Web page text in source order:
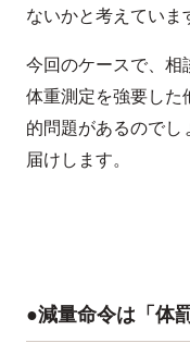
ないかと考えていま
今回のケースで、相
体重測定を強要し
的問題があるので
届けします。
●減量命令は「体